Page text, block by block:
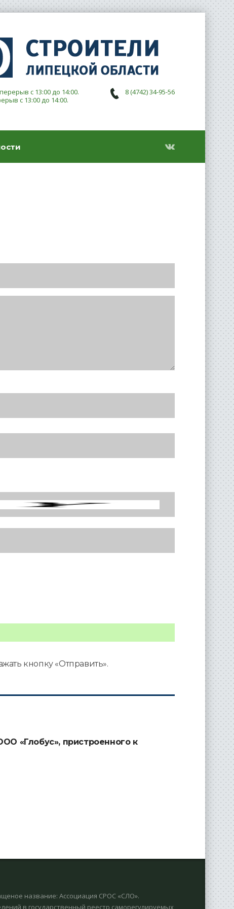
8 (4742) 34-95-56
с 13:00 до 14:00.
с 13:00 до 14:00.
кнопку «Отправить».
«Глобус», пристроенного к
название: Ассоциация СРОС «СЛО».
в гоcударственный реестр саморегулируемых